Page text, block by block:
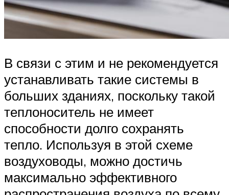
В связи с этим и не рекомендуется
устанавливать такие системы в
больших зданиях, поскольку такой
теплоноситель не имеет
способности долго сохранять
тепло. Используя в этой схеме
воздуховоды, можно достичь
максимально эффективного